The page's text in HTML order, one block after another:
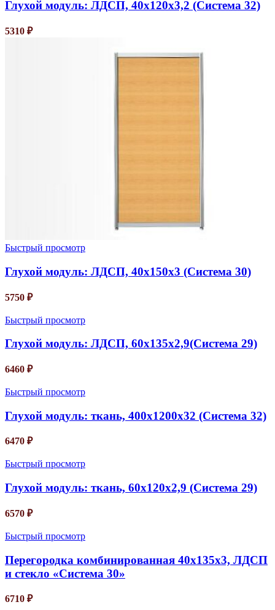
Глухой модуль: ЛДСП, 40х120х3,2 (Система 32)
5310 ₽
Быстрый просмотр
Глухой модуль: ЛДСП, 40х150х3 (Система 30)
5750 ₽
Быстрый просмотр
Глухой модуль: ЛДСП, 60х135х2,9(Система 29)
6460 ₽
Быстрый просмотр
Глухой модуль: ткань, 400х1200х32 (Система 32)
6470 ₽
Быстрый просмотр
Глухой модуль: ткань, 60х120х2,9 (Система 29)
6570 ₽
Быстрый просмотр
Перегородка комбинированная 40х135х3, ЛДСП
и стекло «Система 30»
6710 ₽